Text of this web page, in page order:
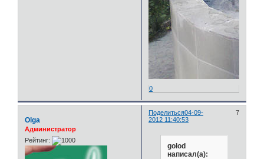
0
Поделиться 7
04-09-
2012 11:40:53
Olga
Администратор
Рейтинг:
golod
написал(а):